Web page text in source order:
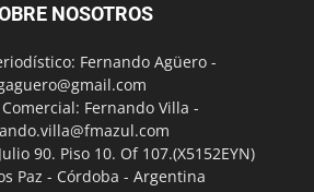
NOSOTROS
Fernando Agüero -
Fernando Villa -
90. Piso 10. Of 107.(X5152EYN)
Paz - Córdoba - Argentina